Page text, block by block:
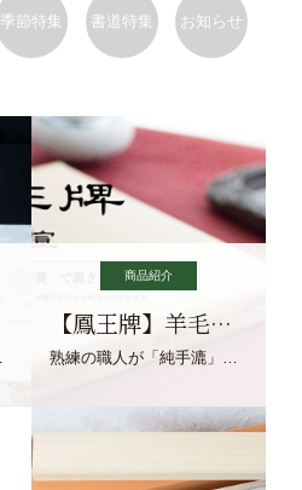
季節特集 書道特集 お知らせ
商品紹介
【鳳王牌】羊毛筆×濃墨での揮毫に最適な宣紙系画仙紙